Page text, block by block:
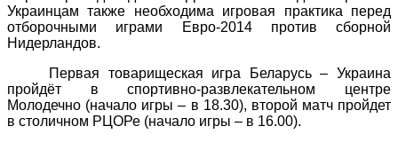
Украинцам также необходима игровая практика перед
отборочными играми Евро-2014 против сборной
Нидерландов.
Первая товарищеская игра Беларусь – Украина
пройдёт в спортивно-развлекательном центре
Молодечно (начало игры – в 18.30), второй матч пройдет
в столичном РЦОРе (начало игры – в 16.00).